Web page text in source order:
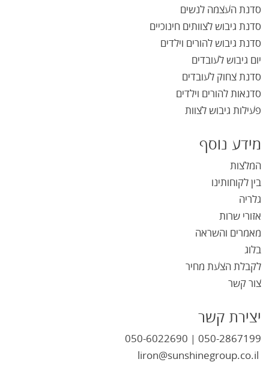
סדנת העצמה לנשים
סדנת גיבוש לצוותים חינוכיים
סדנת גיבוש להורים וילדים
יום גיבוש לעובדים
סדנת צחוק לעובדים
סדנאות להורים וילדים
פעילות גיבוש לצוות
מידע נוסף
המלצות
בין לקוחותינו
גלריה
אזורי שרות
מאמרים והשראה
בלוג
לקבלת הצעת מחיר
צור קשר
יצירת קשר
050-2867199
|
050-6022690
liron@sunshinegroup.co.il